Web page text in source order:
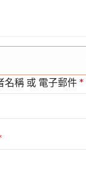
名稱 或 電子郵件 *